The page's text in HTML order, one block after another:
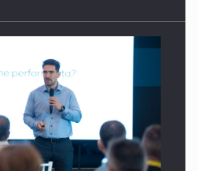
RETHINK STRATEGY-Finantare